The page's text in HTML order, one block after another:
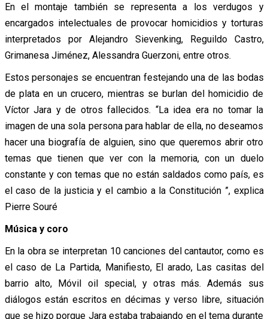
En el montaje también se representa a los verdugos y
encargados intelectuales de provocar homicidios y torturas
interpretados por Alejandro Sievenking, Reguildo Castro,
Grimanesa Jiménez, Alessandra Guerzoni, entre otros.
Estos personajes se encuentran festejando una de las bodas
de plata en un crucero, mientras se burlan del homicidio de
Víctor Jara y de otros fallecidos. “La idea era no tomar la
imagen de una sola persona para hablar de ella, no deseamos
hacer una biografía de alguien, sino que queremos abrir otro
temas que tienen que ver con la memoria, con un duelo
constante y con temas que no están saldados como país, es
el caso de la justicia y el cambio a la Constitución ”, explica
Pierre Souré
Música y coro
En la obra se interpretan 10 canciones del cantautor, como es
el caso de La Partida, Manifiesto, El arado, Las casitas del
barrio alto, Móvil oil special, y otras más. Además sus
diálogos están escritos en décimas y verso libre, situación
que se hizo porque Jara estaba trabajando en el tema durante